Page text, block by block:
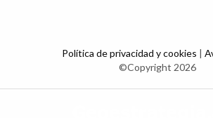
Política de privacidad y cookies |
©Copyright 2026